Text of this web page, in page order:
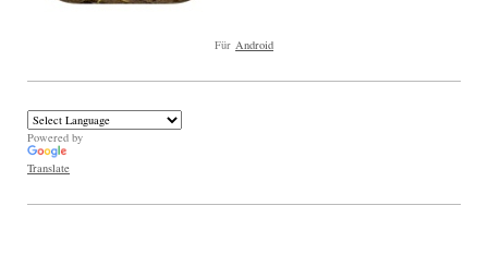
Für Android
Powered by
Translate